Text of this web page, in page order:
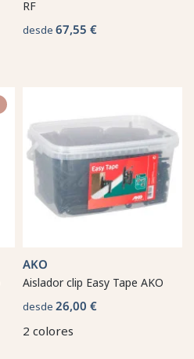
RF
desde 67,55 €
AKO
Aislador clip Easy Tape AKO
desde 26,00 €
2 colores